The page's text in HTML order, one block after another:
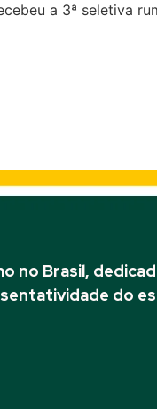
a 3ª seletiva
no Brasil,
do